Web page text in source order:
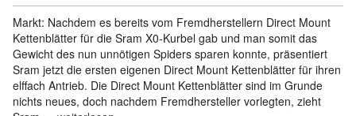
Markt: Nachdem es bereits vom Fremdherstellern Direct Mount
Kettenblätter für die Sram X0-Kurbel gab und man somit das
Gewicht des nun unnötigen Spiders sparen konnte, präsentiert
Sram jetzt die ersten eigenen Direct Mount Kettenblätter für ihren
elffach Antrieb. Die Direct Mount Kettenblätter sind im Grunde
nichts neues, doch nachdem Fremdhersteller vorlegten, zieht